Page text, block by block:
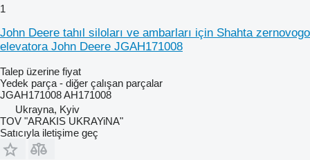
1
John Deere tahıl siloları ve ambarları için Shahta zernovogo
elevatora John Deere JGAH171008
Talep üzerine fiyat
Yedek parça - diğer çalışan parçalar
JGAH171008 AH171008
Ukrayna, Kyiv
TOV "ARAKIS UKRAYiNA"
Satıcıyla iletişime geç